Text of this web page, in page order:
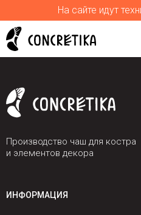
На сайте идут
Производство чаш для костра
и элементов декора
ИНФОРМАЦИЯ